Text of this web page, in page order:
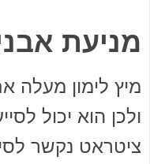
מניעת
מיץ לימון מעלה
ולכן הוא יכול
ציטראט נקשר